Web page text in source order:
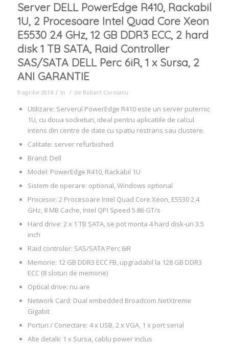
Server DELL PowerEdge R410, Rackabil
1U, 2 Procesoare Intel Quad Core Xeon
E5530 2.4 GHz, 12 GB DDR3 ECC, 2 hard
disk 1 TB SATA, Raid Controller
SAS/SATA DELL Perc 6iR, 1 x Sursa, 2
ANI GARANTIE
9 aprilie 2014 / în / de Robert Coroianu
Utilizare: Serverul PowerEdge R410 este un server puternic
1U, cu doua socketuri, ideal pentru aplicatiile de calcul
intens din centre de date cu spatiu restrans sau clustere.
Calitate: server refurbished
Brand: Dell
Model: PowerEdge R410, Rackabil 1U
Sistem de operare: optional, Windows optional
Procesor: 2 Procesoare Intel Quad Core Xeon, E5530 2.4
GHz, 8 MB Cache, Intel QPI Speed 5.86 GT/s
Hard drive: 2 x 1 TB SATA, se pot monta 4 hard disk-uri 3.5
inch
Raid controler: SAS/SATA Perc 6iR
Memorie: 12 GB DDR3 ECC FB, upgradabil la 128 GB DDR3
ECC (8 sloturi de memorie)
Optical drive: nu are
Network Card: Dual embedded Broadcom NetXtreme
Gigabit
Porturi / Conectare: 4 x USB, 2 x VGA, 1 x port serial
Alte detalii: 1 x Sursa, cablu power inclus